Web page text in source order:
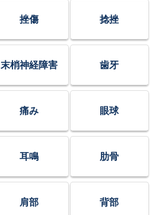
挫傷 捻挫
末梢神経障害 歯牙
痛み 眼球
耳鳴 肋骨
肩部 背部